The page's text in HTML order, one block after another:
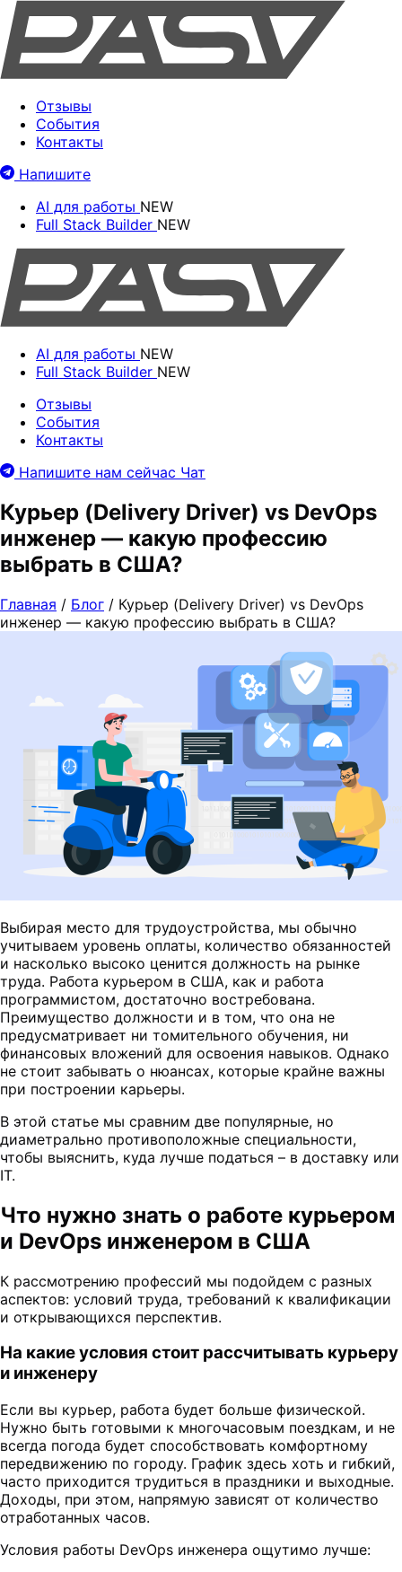
Отзывы
События
Контакты
Напишите
AI для работы NEW
Full Stack Builder NEW
AI для работы NEW
Full Stack Builder NEW
Отзывы
События
Контакты
Напишите нам сейчас Чат
Курьер (Delivery Driver) vs DevOps
инженер — какую профессию
выбрать в США?
Главная / Блог / Курьер (Delivery Driver) vs DevOps
инженер — какую профессию выбрать в США?
Выбирая место для трудоустройства, мы обычно
учитываем уровень оплаты, количество обязанностей
и насколько высоко ценится должность на рынке
труда. Работа курьером в США, как и работа
программистом, достаточно востребована.
Преимущество должности и в том, что она не
предусматривает ни томительного обучения, ни
финансовых вложений для освоения навыков. Однако
не стоит забывать о нюансах, которые крайне важны
при построении карьеры.
В этой статье мы сравним две популярные, но
диаметрально противоположные специальности,
чтобы выяснить, куда лучше податься – в доставку или
IT.
Что нужно знать о работе курьером
и DevOps инженером в США
К рассмотрению профессий мы подойдем с разных
аспектов: условий труда, требований к квалификации
и открывающихся перспектив.
На какие условия стоит рассчитывать курьеру
и инженеру
Если вы курьер, работа будет больше физической.
Нужно быть готовыми к многочасовым поездкам, и не
всегда погода будет способствовать комфортному
передвижению по городу. График здесь хоть и гибкий,
часто приходится трудиться в праздники и выходные.
Доходы, при этом, напрямую зависят от количество
отработанных часов.
Условия работы DevOps инженера ощутимо лучше: